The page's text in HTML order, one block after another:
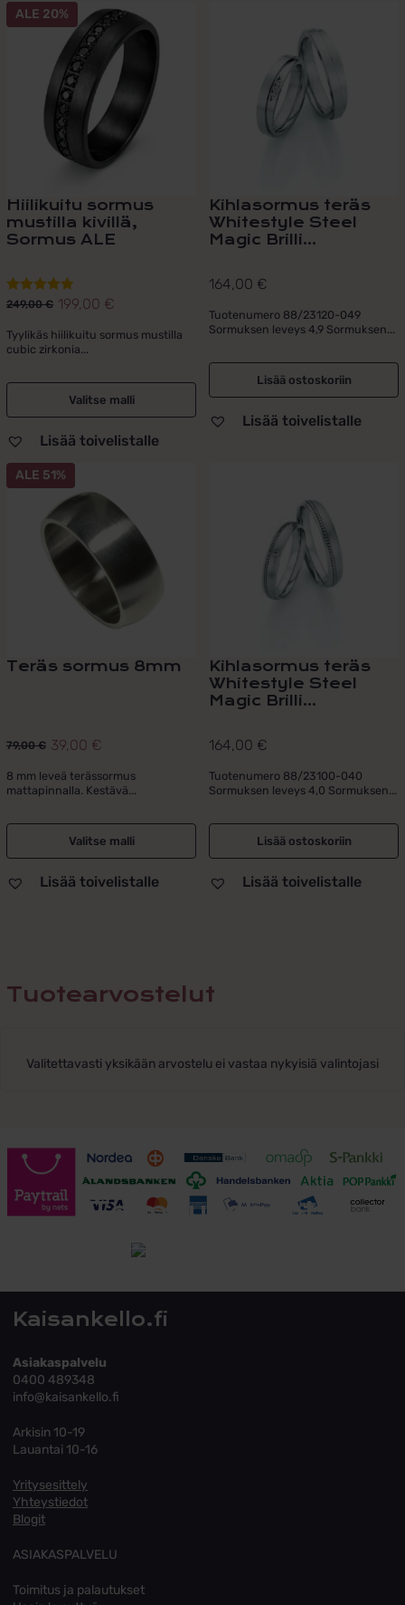
ALE 20%
Hiilikuitu sormus
mustilla kivillä,
Sormus ALE
Arvostelu
5.00/ 5
249,00€
Alkuperäinen
hinta
oli:
249,00 €.
199,00 €
Nykyinen
hinta
on:
199,00 €.
Tyylikäs hiilikuitu sormus mustilla
cubic zirkonia...
Valitse malli
Tällä
tuotteella
muunnelma.
valinnat
tuotteen
Lisää toivelistalle
Kihlasormus teräs
Whitestyle Steel
Magic Brilli...
164,00 €
Tuotenumero 88/23120-049
Sormuksen leveys 4,9 Sormuksen...
Lisää ostoskoriin
Lisää toivelistalle
ALE 51%
Teräs sormus 8mm
79,00€
Alkuperäinen
hinta
oli:
79,00 €.
39,00 €
Nykyinen
hinta
on:
39,00 €.
8 mm leveä terässormus
mattapinnalla. Kestävä...
Valitse malli
Tällä
tuotteella
useampi
muunnelma.
Lisää toivelistalle
Kihlasormus teräs
Whitestyle Steel
Magic Brilli...
164,00 €
Tuotenumero 88/23100-040
Sormuksen leveys 4,0 Sormuksen...
Lisää ostoskoriin
Lisää toivelistalle
Tuotearvostelut
Valitettavasti yksikään arvostelu ei vastaa nykyisiä valintojasi
Toimitusehdot
Kaisankello.fi
Asiakaspalvelu
0400 489348
info@kaisankello.fi
Arkisin 10-19
Lauantai 10-16
Yritysesittely
Yhteystiedot
Blogit
ASIAKASPALVELU
Toimitus ja palautukset